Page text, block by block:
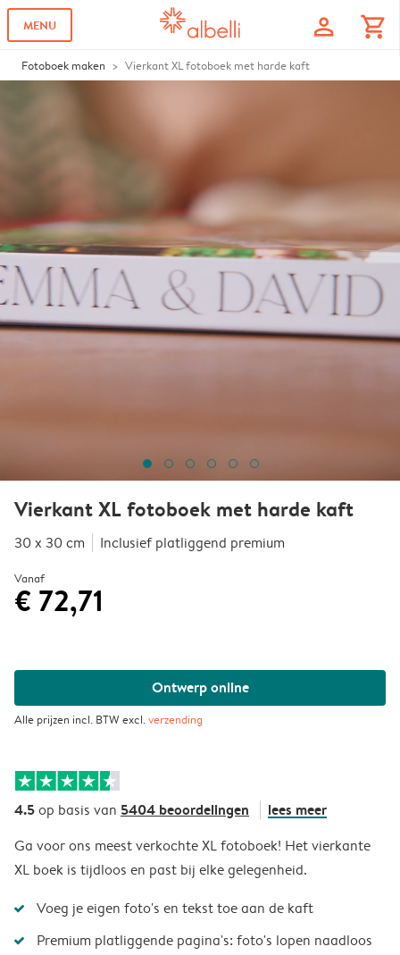
MENU profile shopping_cart
Fotoboek maken Vierkant XL fotoboek met harde kaft
Vierkant XL fotoboek met harde kaft
30 x 30 cm Inclusief platliggend premium
Vanaf
€ 72,71
Ontwerp online
Alle prijzen incl. BTW excl.verzending
4.5op basis van 5404 beoordelingen lees meer
Ga voor ons meest verkochte XL fotoboek! Het vierkante
XL boek is tijdloos en past bij elke gelegenheid.
Voeg je eigen foto's en tekst toe aan de kaft
Premium platliggende pagina's: foto's lopen naadloos